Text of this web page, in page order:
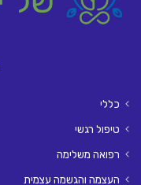
כללי
טיפול רגשי
רפואה משלימה
העצמה והגשמה עצמית